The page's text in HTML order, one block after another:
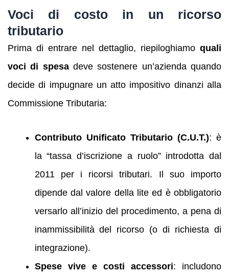
Voci di costo in un ricorso
tributario
Prima di entrare nel dettaglio, riepiloghiamo quali
voci di spesadeve sostenere un’azienda quando
decide di impugnare un atto impositivo dinanzi alla
Commissione Tributaria:
Contributo Unificato Tributario (C.U.T.): è
la “tassa d’iscrizione a ruolo” introdotta dal
2011 per i ricorsi tributari. Il suo importo
dipende dal valore della lite ed è obbligatorio
versarlo all’inizio del procedimento, a pena di
inammissibilità del ricorso (o di richiesta di
integrazione).
Spese vive e costi accessori: includono